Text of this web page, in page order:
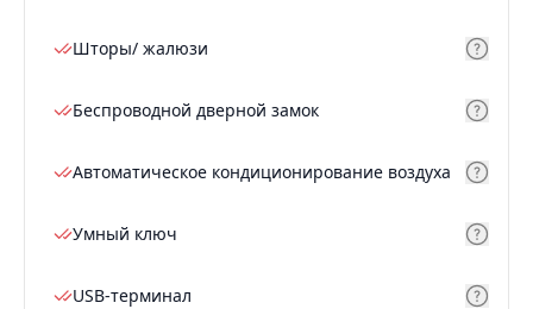
Шторы/ жалюзи
Беспроводной дверной замок
Автоматическое кондиционирование воздуха
Умный ключ
USB-терминал